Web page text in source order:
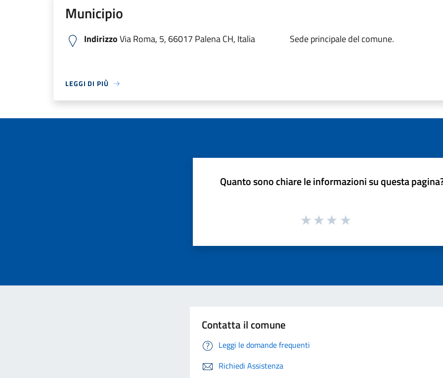
Municipio
IndirizzoVia Roma, 5, 66017 Palena CH, Italia Sede principale del comune.
LEGGI DI PIÙ
Quanto sono chiare le informazioni su questa
Contatta il comune
Leggi le domande frequenti
Richiedi Assistenza